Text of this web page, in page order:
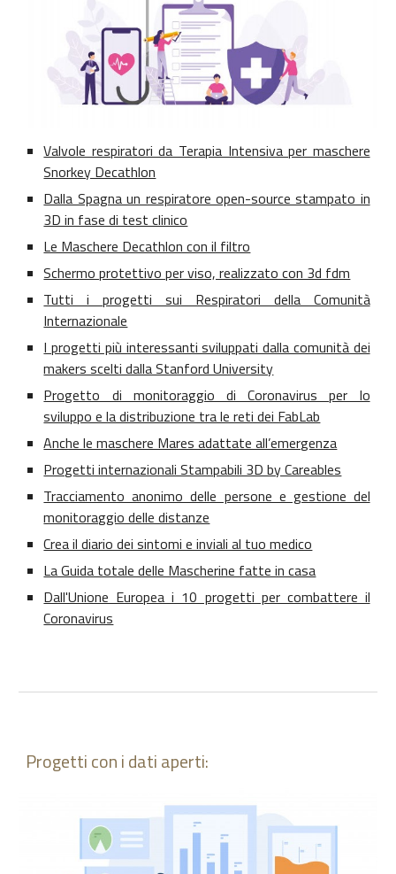
Valvole respiratori da Terapia Intensiva per maschere
Snorkey Decathlon
Dalla Spagna un respiratore open-source stampato in
3D in fase di test clinico
Le Maschere Decathlon con il filtro
Schermo protettivo per viso, realizzato con 3d fdm
Tutti i progetti sui Respiratori della Comunità
Internazionale
I progetti più interessanti sviluppati dalla comunità dei
makers scelti dalla Stanford University
Progetto di monitoraggio di Coronavirus per lo
sviluppo e la distribuzione tra le reti dei FabLab
Anche le maschere Mares adattate all’emergenza
Progetti internazionali Stampabili 3D by Careables
Tracciamento anonimo delle persone e gestione del
monitoraggio delle distanze
Crea il diario dei sintomi e inviali al tuo medico
La Guida totale delle Mascherine fatte in casa
Dall'Unione Europea i 10 progetti per combattere il
Coronavirus
Progetti con i dati aperti: